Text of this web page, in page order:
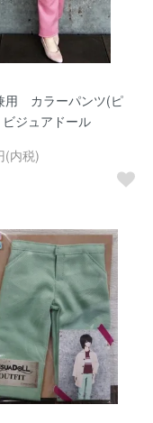
用 カラーパンツ(ピ
ジュアドール
(内税)